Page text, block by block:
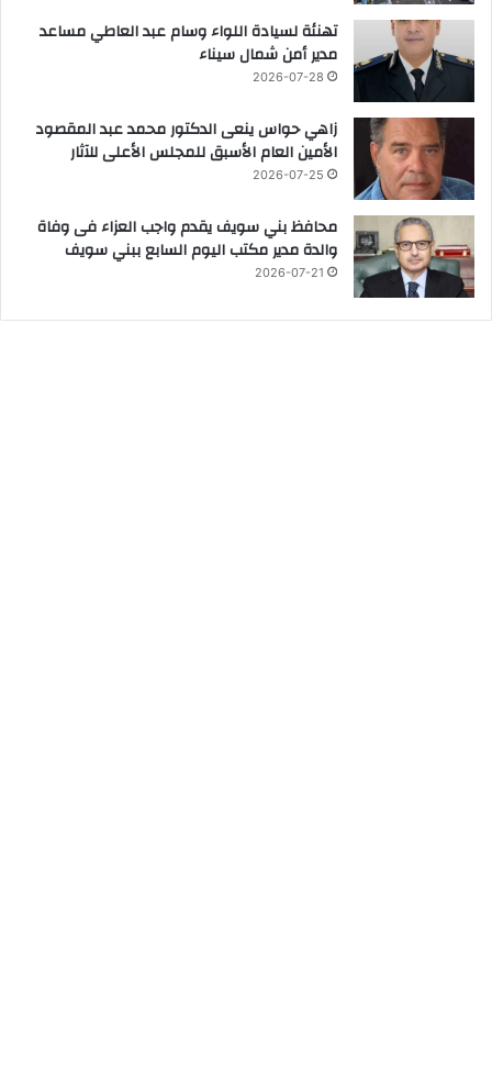
تهنئة لسيادة اللواء وسام عبد العاطي مساعد
مدير أمن شمال سيناء
2026-07-28
زاهي حواس ينعى الدكتور محمد عبد المقصود
الأمين العام الأسبق للمجلس الأعلى للآثار
2026-07-25
محافظ بني سويف يقدم واجب العزاء فى وفاة
والدة مدير مكتب اليوم السابع ببني سويف
2026-07-21